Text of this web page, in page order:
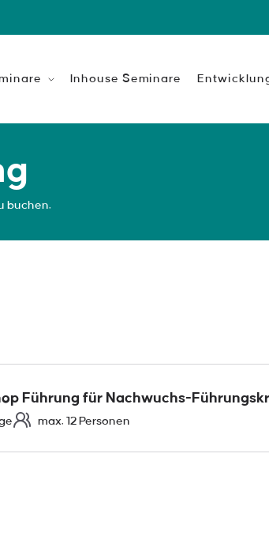
Management
Inhouse Seminare
buchen.
Führung für Nachwuchs-
max. 12 Personen